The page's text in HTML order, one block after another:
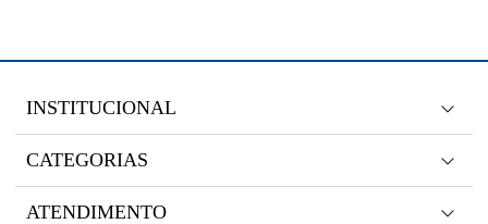
INSTITUCIONAL
CATEGORIAS
ATENDIMENTO